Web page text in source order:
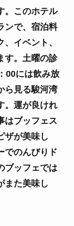
。このホテル
ンで、宿泊料
イベント、
す。土曜の診
00には飲み放
ら見る駿河湾
。運が良けれ
はブッフェス
ザが美味し
でのんびりド
ブッフェでは
また美味し